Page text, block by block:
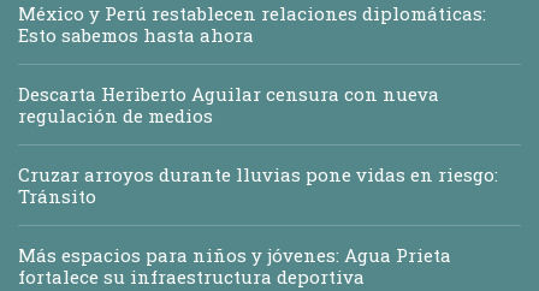
México y Perú restablecen relaciones diplomáticas:
Esto sabemos hasta ahora
Descarta Heriberto Aguilar censura con nueva
regulación de medios
Cruzar arroyos durante lluvias pone vidas en riesgo:
Tránsito
Más espacios para niños y jóvenes: Agua Prieta
fortalece su infraestructura deportiva